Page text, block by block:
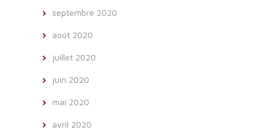
septembre 2020
août 2020
juillet 2020
juin 2020
mai 2020
avril 2020